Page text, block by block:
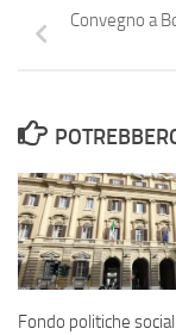
Convegno a
Fondo politiche